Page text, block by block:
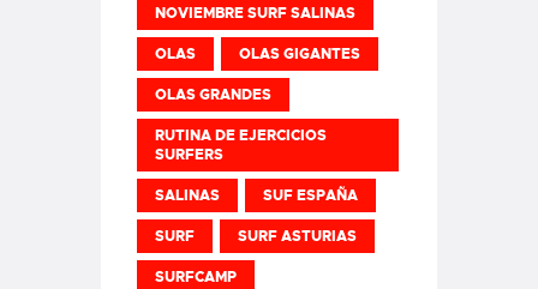
NOVIEMBRE SURF SALINAS
OLAS OLAS GIGANTES
OLAS GRANDES
RUTINA DE EJERCICIOS
SURFERS
SALINAS SUF ESPAÑA
SURF SURF ASTURIAS
SURFCAMP